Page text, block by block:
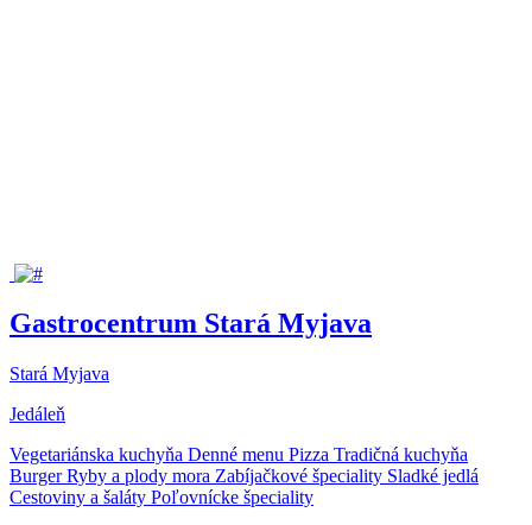
Gastrocentrum Stará Myjava
Stará Myjava
Jedáleň
Vegetariánska kuchyňa Denné menu Pizza Tradičná kuchyňa
BurgerRyby a plody mora Zabíjačkové špeciality Sladké jedlá
Cestoviny a šaláty Poľovnícke špeciality